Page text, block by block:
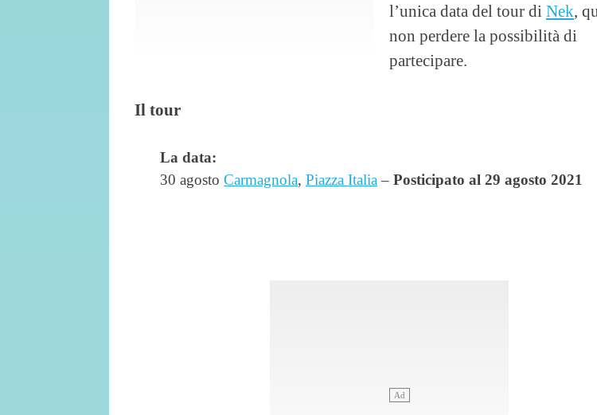
l’unica data del tour di Nek ,
non perdere la possibilità di
partecipare.
Il tour
La data:
30 agosto Carmagnola, Piazza Italia – Posticipato al 29 agosto 2021